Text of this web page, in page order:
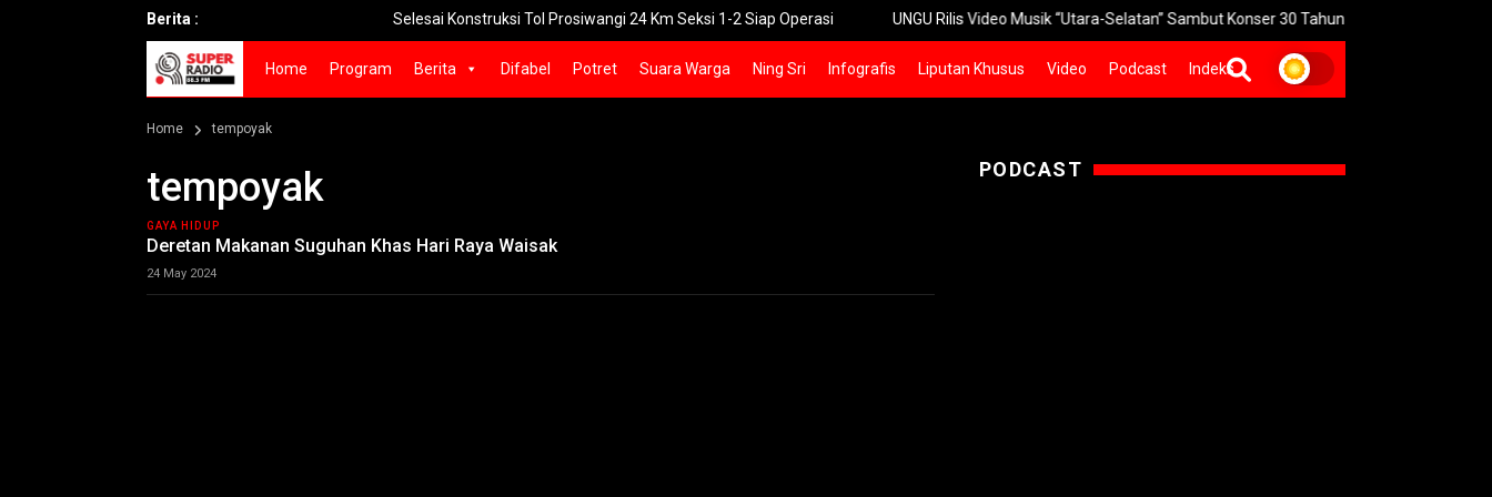
Berita : Selesai Konstruksi Tol Prosiwangi 24 Km Seksi 1-2 Siap Operasi UNGU Rilis Video Musik “Utara-Selatan” Sambut Konser 30 Tahun Pakuwon Siap
Home Program Berita Difabel Potret Suara Warga Ning Sri Infografis Liputan Khusus Video Podcast Indeks
Home tempoyak
tempoyak
GAYA HIDUP
Deretan Makanan Suguhan Khas Hari Raya Waisak
24 May 2024
PODCAST